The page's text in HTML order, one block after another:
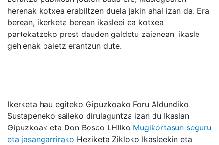
herenak kotxea erabiltzen duela jakin ahal izan da. Era
berean, ikerketa berean ikasleei ea kotxea
partekatzeko prest dauden galdetu zaienean, ikasle
gehienak baietz erantzun dute.
Ikerketa hau egiteko Gipuzkoako Foru Aldundiko
Sustapeneko saileko dirulaguntza izan du Ikaslan
Gipuzkoak eta Don Bosco LHIIko Mugikortasun seguru
eta jasangarrirako Heziketa Zikloko Ikasleekin eta